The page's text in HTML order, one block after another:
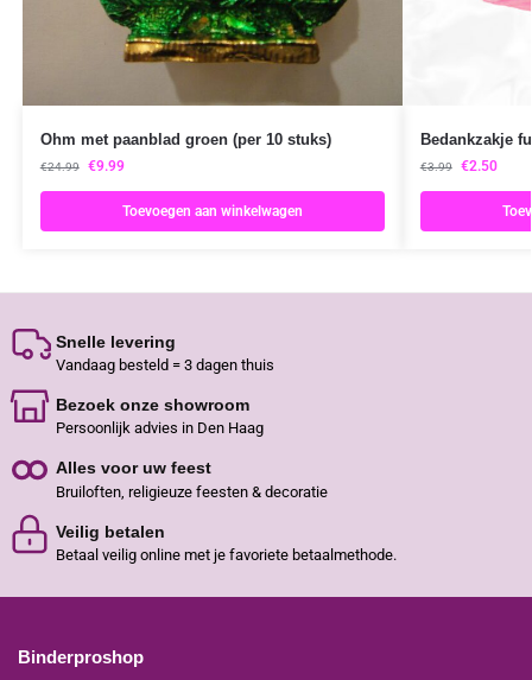
Ohm met paanblad groen (per 10 stuks)
€24.99 €9.99
Toevoegen aan winkelwagen
Bedankzakje
€3.99 €2.50
Snelle levering
Vandaag besteld = 3 dagen thuis
Bezoek onze showroom
Persoonlijk advies in Den Haag
Alles voor uw feest
Bruiloften, religieuze feesten & decoratie
Veilig betalen
Betaal veilig online met je favoriete betaalmethode.
Binderproshop